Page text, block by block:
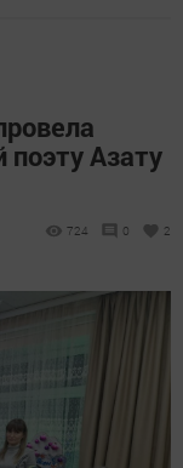
Азату
724 0 2